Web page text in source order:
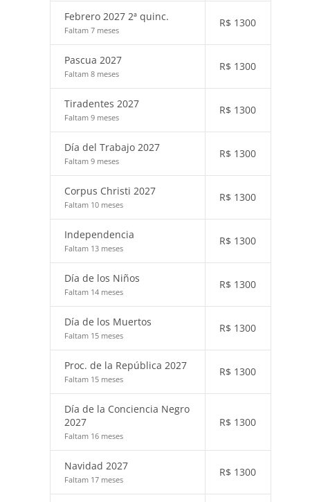
Febrero 2027 2ª quinc.
Faltam 7 meses
R$ 1300
Pascua 2027
Faltam 8 meses
R$ 1300
Tiradentes 2027
Faltam 9 meses
R$ 1300
Día del Trabajo 2027
Faltam 9 meses
R$ 1300
Corpus Christi 2027
Faltam 10 meses
R$ 1300
Independencia
Faltam 13 meses
R$ 1300
Día de los Niños
Faltam 14 meses
R$ 1300
Día de los Muertos
Faltam 15 meses
R$ 1300
Proc. de la República 2027
Faltam 15 meses
R$ 1300
Día de la Conciencia Negro
2027
Faltam 16 meses
R$ 1300
Navidad 2027
Faltam 17 meses
R$ 1300